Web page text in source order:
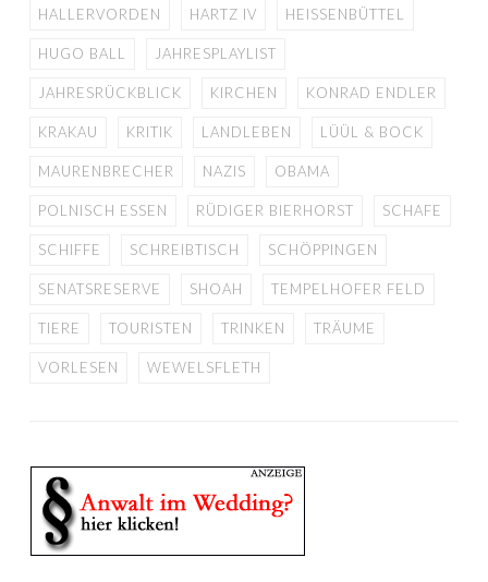
HALLERVORDEN HARTZ IV HEISSENBÜTTEL
HUGO BALL JAHRESPLAYLIST
JAHRESRÜCKBLICK KIRCHEN KONRAD ENDLER
KRAKAU KRITIK LANDLEBEN LÜÜL & BOCK
MAURENBRECHER NAZIS OBAMA
POLNISCH ESSEN RÜDIGER BIERHORST SCHAFE
SCHIFFE SCHREIBTISCH SCHÖPPINGEN
SENATSRESERVE SHOAH TEMPELHOFER FELD
TIERE TOURISTEN TRINKEN TRÄUME
VORLESEN WEWELSFLETH